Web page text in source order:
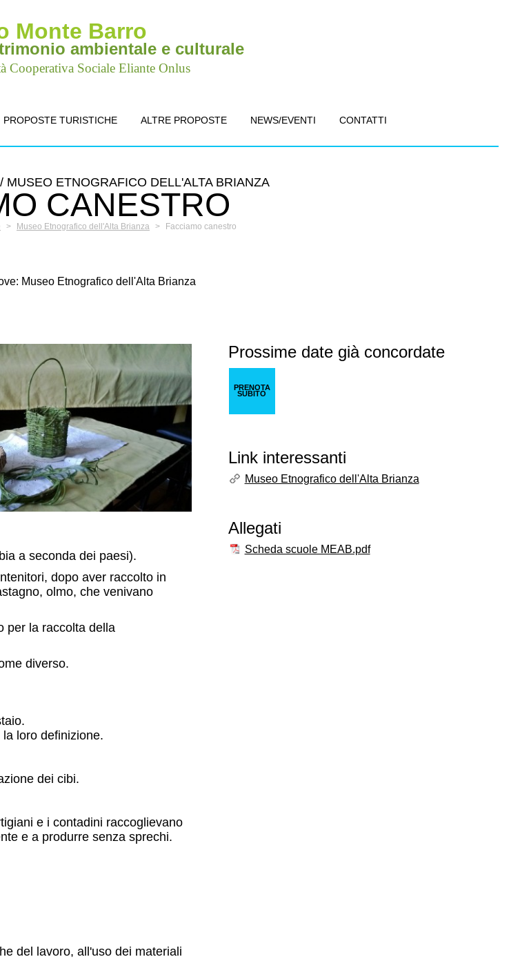
Monte Barro
ambientale e culturale
Cooperativa Sociale Eliante Onlus
PROPOSTE TURISTICHE ALTRE PROPOSTE NEWS/EVENTI CONTATTI
ETNOGRAFICO DELL'ALTA BRIANZA
CANESTRO
> Museo Etnografico dell'Alta Brianza > Facciamo canestro
Museo Etnografico dell'Alta Brianza
a seconda dei paesi).
dopo aver raccolto in
olmo, che venivano
per la raccolta della
diverso.
loro definizione.
dei cibi.
manuale.
e i contadini raccoglievano
e a produrre senza sprechi.
del lavoro, all'uso dei materiali
Prossime date già concordate
PRENOTA
SUBITO
Link interessanti
Museo Etnografico dell'Alta Brianza
Allegati
Scheda scuole MEAB.pdf